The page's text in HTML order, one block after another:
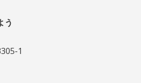
う
1